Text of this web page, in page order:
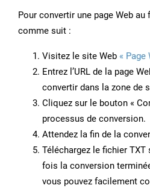
Pour convertir une page Web au
comme suit :
Visitez le site Web « Page
Entrez l’URL de la page
convertir dans la zone de
Cliquez sur le bouton «
processus de conversion.
Attendez la fin de la
Téléchargez le fichier
fois la conversion
vous pouvez facilement